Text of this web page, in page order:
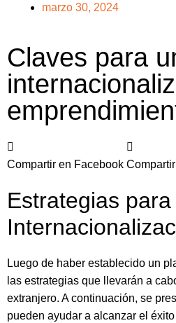
marzo 30, 2024
Claves para
Compartir en Facebook
Estrategias
Luego de haber establecido un
las estrategias que llevarán a
extranjero. A continuación, se
pueden ayudar a alcanzar el